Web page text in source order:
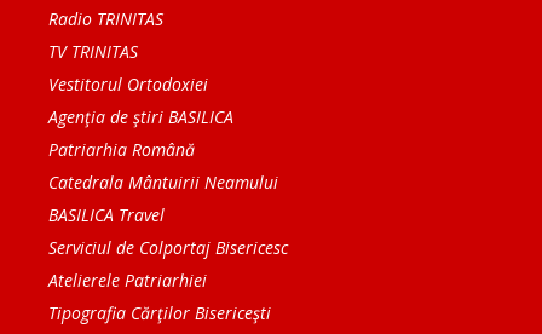
Radio TRINITAS
TV TRINITAS
Vestitorul Ortodoxiei
Agenţia de ştiri BASILICA
Patriarhia Română
Catedrala Mântuirii Neamului
BASILICA Travel
Serviciul de Colportaj Bisericesc
Atelierele Patriarhiei
Tipografia Cărţilor Bisericeşti